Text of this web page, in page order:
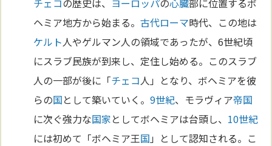
ヘミア地方から始まる。古代ローマ時代、この地は
ケルト人やゲルマン人の領域であったが、6世紀頃
にスラブ民族が到来し、定住し始める。このスラブ
人の一部が後に「チェコ人」となり、ボヘミアを彼
らの国として築いていく。9世紀、モラヴィア帝国
に次ぐ強力な国家としてボヘミアは台頭し、 10世紀
には初めて「ボヘミア王国 」として認知される。こ